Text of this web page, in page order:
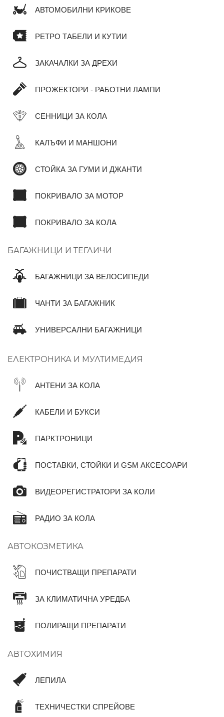
АВТОМОБИЛНИ КРИКОВЕ
РЕТРО ТАБЕЛИ И КУТИИ
ЗАКАЧАЛКИ ЗА ДРЕХИ
ПРОЖЕКТОРИ - РАБОТНИ ЛАМПИ
СЕННИЦИ ЗА КОЛА
КАЛЪФИ И МАНШОНИ
СТОЙКА ЗА ГУМИ И ДЖАНТИ
ПОКРИВАЛО ЗА МОТОР
ПОКРИВАЛО ЗА КОЛА
БАГАЖНИЦИ И ТЕГЛИЧИ
БАГАЖНИЦИ ЗА ВЕЛОСИПЕДИ
ЧАНТИ ЗА БАГАЖНИК
УНИВЕРСАЛНИ БАГАЖНИЦИ
ЕЛЕКТРОНИКА И МУЛТИМЕДИЯ
АНТЕНИ ЗА КОЛА
КАБЕЛИ И БУКСИ
ПАРКТРОНИЦИ
ПОСТАВКИ, СТОЙКИ И GSM АКСЕСОАРИ
ВИДЕОРЕГИСТРАТОРИ ЗА КОЛИ
РАДИО ЗА КОЛА
АВТОКОЗМЕТИКА
ПОЧИСТВАЩИ ПРЕПАРАТИ
ЗА КЛИМАТИЧНА УРЕДБА
ПОЛИРАЩИ ПРЕПАРАТИ
АВТОХИМИЯ
ЛЕПИЛА
ТЕХНИЧЕСТКИ СПРЕЙОВЕ